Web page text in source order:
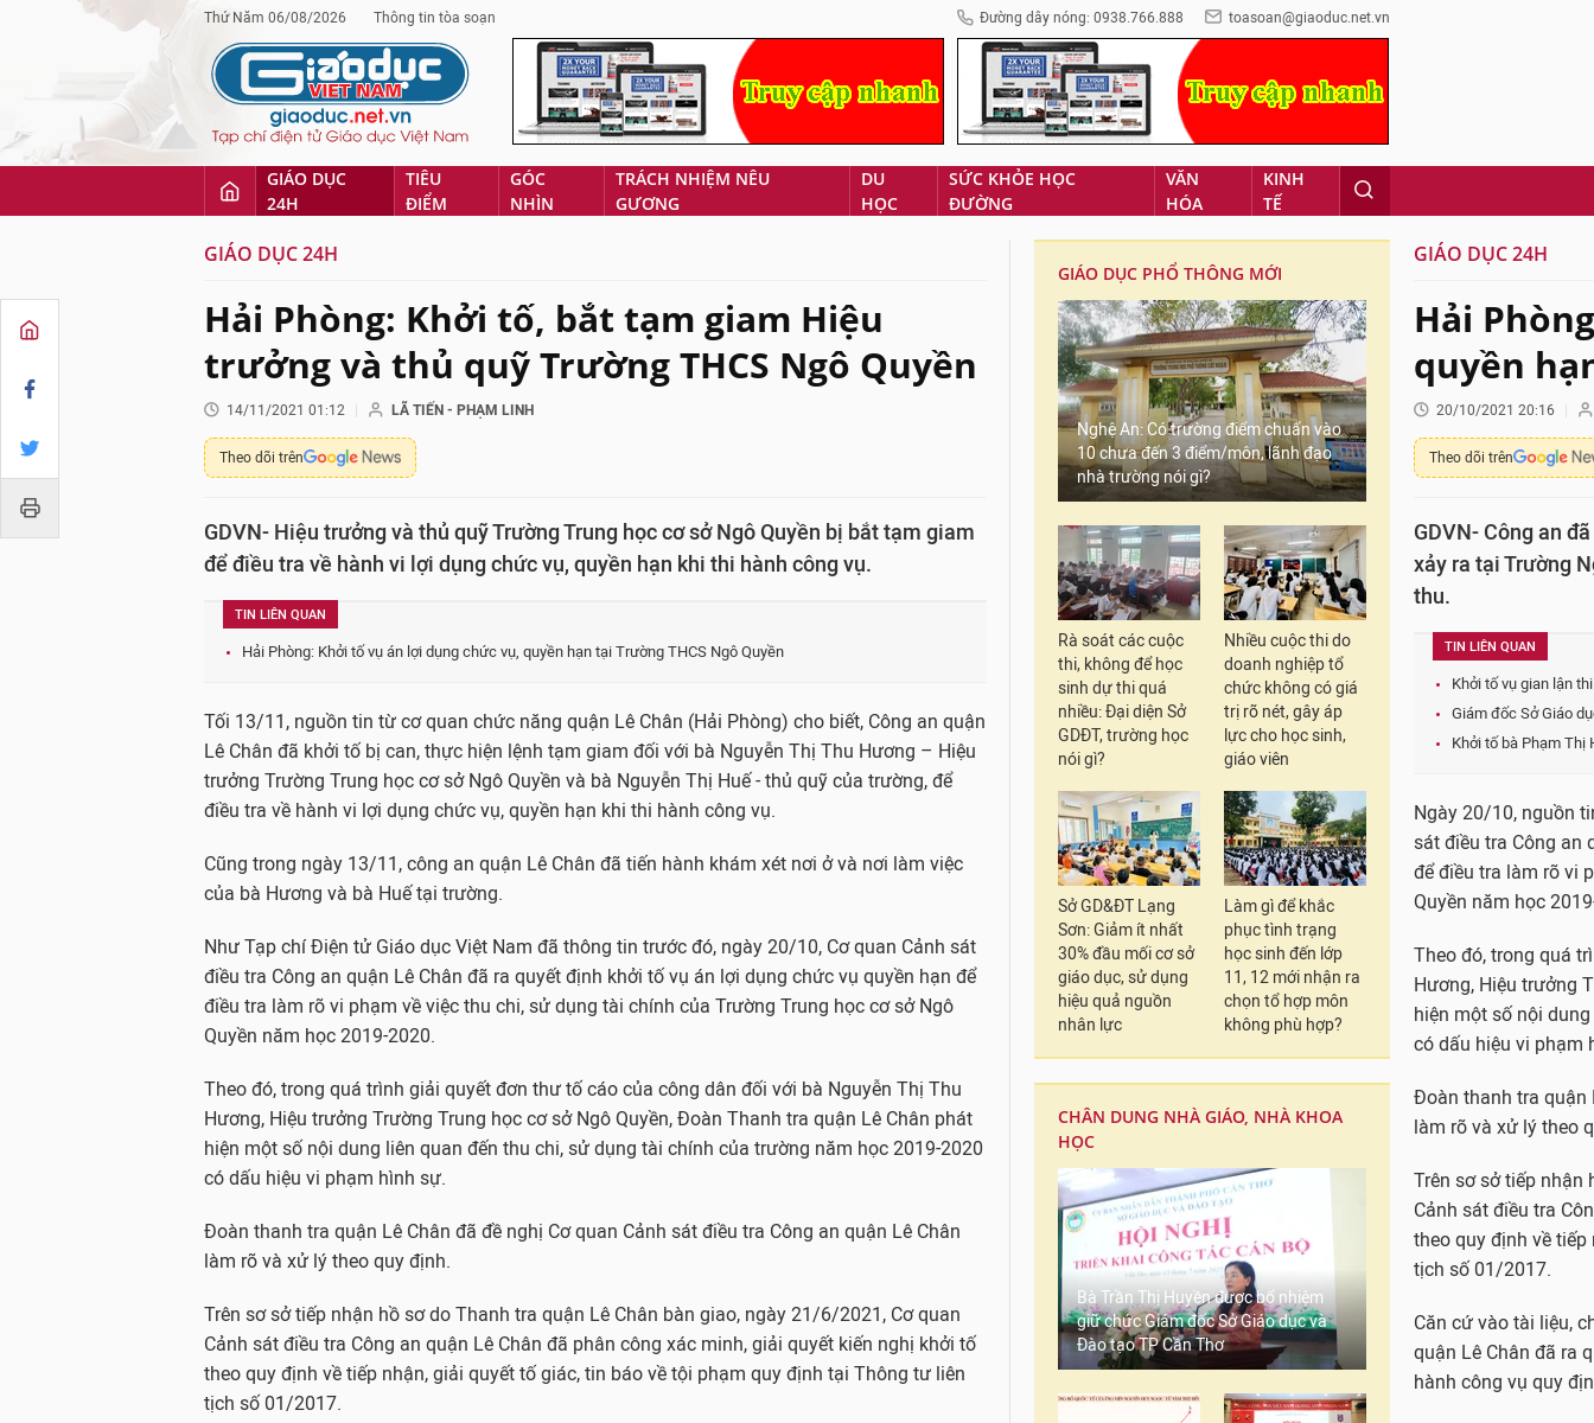
Thứ Năm 06/08/2026 Thông tin tòa soạn Đường dây nóng: 0938.766.888 toasoan@giaoduc.net.vn
GIÁO DỤC
24H
TIÊU
ĐIỂM
GÓC
NHÌN
TRÁCH NHIỆM NÊU
GƯƠNG
DU
HỌC
SỨC KHỎE HỌC
ĐƯỜNG
VĂN
HÓA
KINH
TẾ
GIÁO DỤC 24H
Hải Phòng: Khởi tố, bắt tạm giam Hiệu
trưởng và thủ quỹ Trường THCS Ngô Quyền
14/11/2021 01:12 LÃ TIẾN - PHẠM LINH
Theo dõi trên
GDVN- Hiệu trưởng và thủ quỹ Trường Trung học cơ sở Ngô Quyền bị bắt tạm giam
để điều tra về hành vi lợi dụng chức vụ, quyền hạn khi thi hành công vụ.
TIN LIÊN QUAN
Hải Phòng: Khởi tố vụ án lợi dụng chức vụ, quyền hạn tại Trường THCS Ngô Quyền
Tối 13/11, nguồn tin từ cơ quan chức năng quận Lê Chân (Hải Phòng) cho biết, Công an quận
Lê Chân đã khởi tố bị can, thực hiện lệnh tạm giam đối với bà Nguyễn Thị Thu Hương – Hiệu
trưởng Trường Trung học cơ sở Ngô Quyền và bà Nguyễn Thị Huế - thủ quỹ của trường, để
điều tra về hành vi lợi dụng chức vụ, quyền hạn khi thi hành công vụ.
Cũng trong ngày 13/11, công an quận Lê Chân đã tiến hành khám xét nơi ở và nơi làm việc
của bà Hương và bà Huế tại trường.
Như Tạp chí Điện tử Giáo dục Việt Nam đã thông tin trước đó, ngày 20/10, Cơ quan Cảnh sát
điều tra Công an quận Lê Chân đã ra quyết định khởi tố vụ án lợi dụng chức vụ quyền hạn để
điều tra làm rõ vi phạm về việc thu chi, sử dụng tài chính của Trường Trung học cơ sở Ngô
Quyền năm học 2019-2020.
Theo đó, trong quá trình giải quyết đơn thư tố cáo của công dân đối với bà Nguyễn Thị Thu
Hương, Hiệu trưởng Trường Trung học cơ sở Ngô Quyền, Đoàn Thanh tra quận Lê Chân phát
hiện một số nội dung liên quan đến thu chi, sử dụng tài chính của trường năm học 2019-2020
có dấu hiệu vi phạm hình sự.
Đoàn thanh tra quận Lê Chân đã đề nghị Cơ quan Cảnh sát điều tra Công an quận Lê Chân
làm rõ và xử lý theo quy định.
Trên sơ sở tiếp nhận hồ sơ do Thanh tra quận Lê Chân bàn giao, ngày 21/6/2021, Cơ quan
Cảnh sát điều tra Công an quận Lê Chân đã phân công xác minh, giải quyết kiến nghị khởi tố
theo quy định về tiếp nhận, giải quyết tố giác, tin báo về tội phạm quy định tại Thông tư liên
tịch số 01/2017.
GIÁO DỤC PHỔ THÔNG MỚI
Nghệ An: Có trường điểm chuẩn vào
10 chưa đến 3 điểm/môn, lãnh đạo
nhà trường nói gì?
Rà soát các cuộc
thi, không để học
sinh dự thi quá
nhiều: Đại diện Sở
GDĐT, trường học
nói gì?
Nhiều cuộc thi do
doanh nghiệp tổ
chức không có giá
trị rõ nét, gây áp
lực cho học sinh,
giáo viên
Sở GD&ĐT Lạng
Sơn: Giảm ít nhất
30% đầu mối cơ sở
giáo dục, sử dụng
hiệu quả nguồn
nhân lực
Làm gì để khắc
phục tình trạng
học sinh đến lớp
11, 12 mới nhận ra
chọn tổ hợp môn
không phù hợp?
CHÂN DUNG NHÀ GIÁO, NHÀ KHOA
HỌC
Bà Trần Thị Huyền được bổ nhiệm
giữ chức Giám đốc Sở Giáo dục và
Đào tạo TP Cần Thơ
GIÁO DỤC 24H
Hải
quyền
20/10/2021 20:16
Theo dõi trên
GDVN- Công an
xảy ra tại Trường
thu.
TIN LIÊN QUAN
Khởi tố vụ gian lận
Giám đốc Sở Giáo
Khởi tố bà Phạm Thị
Ngày 20/10, nguồn
sát điều tra Công an
để điều tra làm rõ vi
Quyền năm học
Theo đó, trong quá
Hương, Hiệu trưởng
hiện một số nội
có dấu hiệu vi phạm
Đoàn thanh tra quận
làm rõ và xử lý theo
Trên sơ sở tiếp nhận
Cảnh sát điều tra
theo quy định về
tịch số 01/2017.
Căn cứ vào tài liệu,
quận Lê Chân đã ra
hành công vụ quy